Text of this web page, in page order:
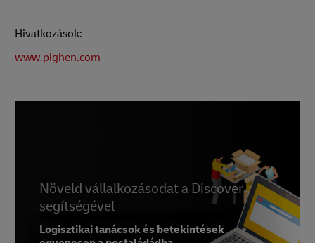
Hivatkozások:
www.pighen.com
Növeld vállalkozásodat a Discover
segítségével
Logisztikai tanácsok és betekintések